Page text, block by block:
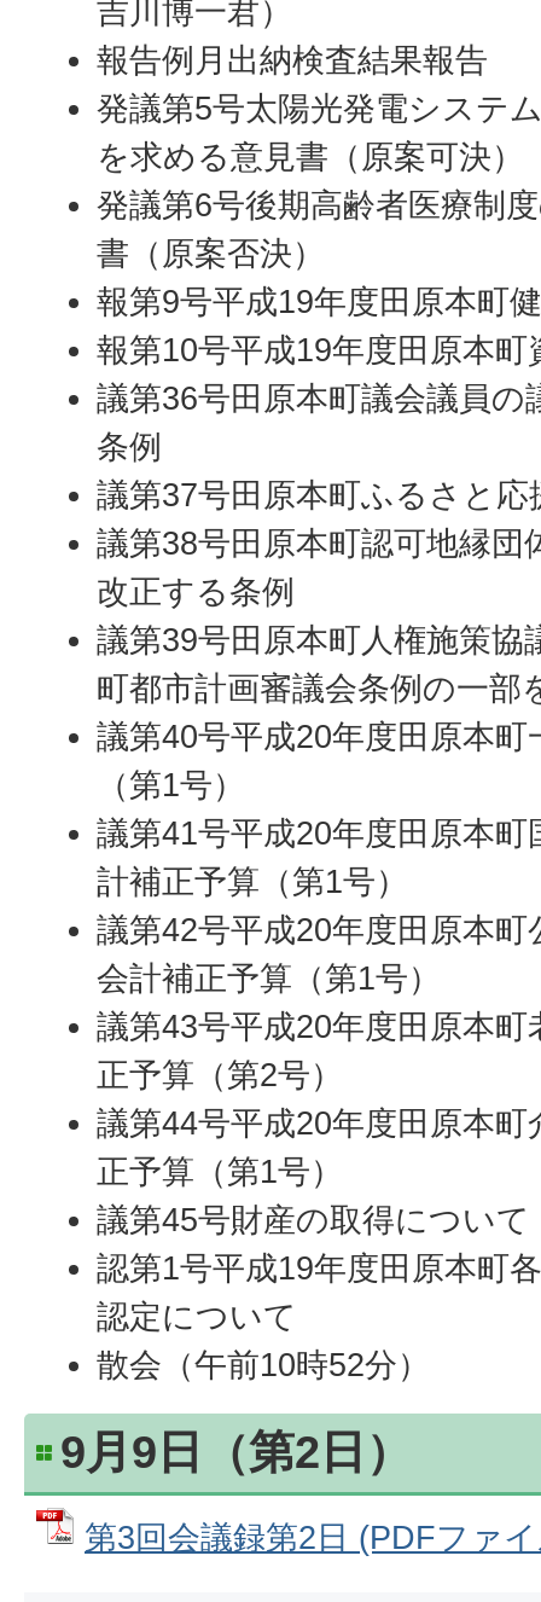
吉川博一君）
報告例月出納検査結果報告
発議第5号太陽光発電システ
を求める意見書（原案可決）
発議第6号後期高齢者医療制
書（原案否決）
報第9号平成19年度田原本町
報第10号平成19年度田原本
議第36号田原本町議会議員の
条例
議第37号田原本町ふるさと応
議第38号田原本町認可地縁団
改正する条例
議第39号田原本町人権施策協
町都市計画審議会条例の一部
議第40号平成20年度田原本町
（第1号）
議第41号平成20年度田原本
計補正予算（第1号）
議第42号平成20年度田原本
会計補正予算（第1号）
議第43号平成20年度田原本
正予算（第2号）
議第44号平成20年度田原本
正予算（第1号）
議第45号財産の取得について
認第1号平成19年度田原本町
認定について
散会（午前10時52分）
9月9日（第2日）
第3回会議録第2日 (PDFファ